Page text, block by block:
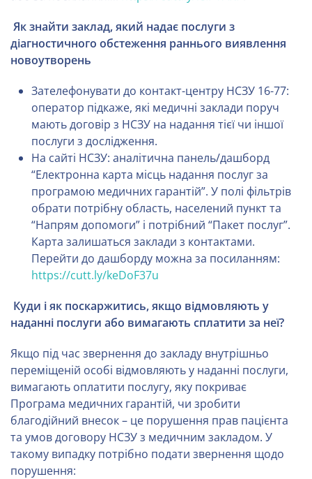
Як знайти заклад, який надає послуги з
діагностичного обстеження раннього виявлення
новоутворень
Зателефонувати до контакт-центру НСЗУ 16-77:
оператор підкаже, які медичні заклади поруч
мають договір з НСЗУ на надання тієї чи іншої
послуги з дослідження.
На сайті НСЗУ: аналітична панель/дашборд
“Електронна карта місць надання послуг за
програмою медичних гарантій”. У полі фільтрів
обрати потрібну область, населений пункт та
“Напрям допомоги” і потрібний “Пакет послуг”.
Карта залишаться заклади з контактами.
Перейти до дашборду можна за посиланням:
https://cutt.ly/keDoF37u
Куди і як поскаржитись, якщо відмовляють у
наданні послуги або вимагають сплатити за неї?
Якщо під час звернення до закладу внутрішньо
переміщеній особі відмовляють у наданні послуги,
вимагають оплатити послугу, яку покриває
Програма медичних гарантій, чи зробити
благодійний внесок – це порушення прав пацієнта
та умов договору НСЗУ з медичним закладом. У
такому випадку потрібно подати звернення щодо
порушення: